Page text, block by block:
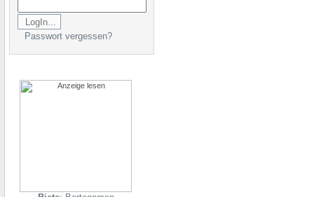
Passwort vergessen?